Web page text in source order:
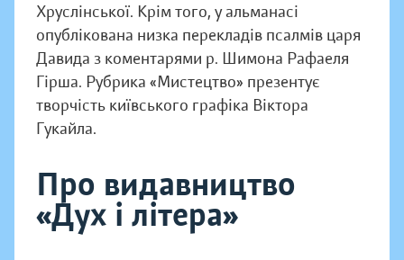
Хруслінської. Крім того, у альманасі
опублікована низка перекладів псалмів царя
Давида з коментарями р. Шимона Рафаеля
Гірша. Рубрика «Мистецтво» презентує
творчість київського графіка Віктора
Гукайла.
Про видавництво
«Дух і літера»